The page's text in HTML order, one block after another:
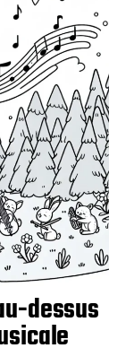
dessus